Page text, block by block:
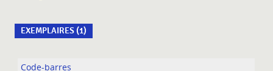
EXEMPLAIRES (1)
Liste des exemplaires